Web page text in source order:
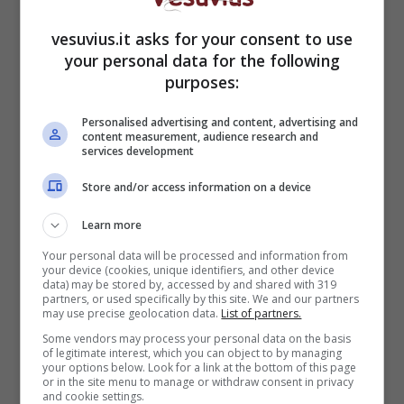
“Il nostro punto debole, del Comune, è che
avremmo potuto fare più e meglio la raccolta
differenziata . In Campania, però, lo
smaltimento spetta alla Provincia e alla Regione
compete il coordinamento dei flussi”, spiega
infine l’assessore all’Igiene Urbana. Il direttore
vesuvius.it asks for your consent to use
your personal data for the following
purposes:
Personalised advertising and content, advertising and
content measurement, audience research and
services development
Store and/or access information on a device
Learn more
Your personal data will be processed and information from
your device (cookies, unique identifiers, and other device
data) may be stored by, accessed by and shared with 319
partners, or used specifically by this site. We and our partners
may use precise geolocation data. List of partners.
Some vendors may process your personal data on the basis
of legitimate interest, which you can object to by managing
your options below. Look for a link at the bottom of this page
or in the site menu to manage or withdraw consent in privacy
and cookie settings.